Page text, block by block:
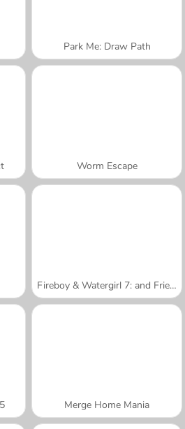
Park Me: Draw Path
Worm Escape
Fireboy & Watergirl 7: and Friends
Merge Home Mania